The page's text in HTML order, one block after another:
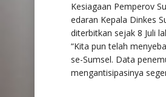
Kesiagaan Pemperov
edaran Kepala Dinkes
diterbitkan sejak 8 Juli
“Kita pun telah
se-Sumsel. Data
mengantisipasinya